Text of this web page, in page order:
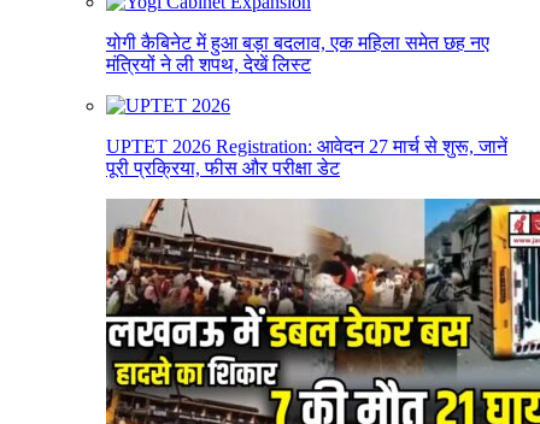
योगी कैबिनेट में हुआ बड़ा बदलाव, एक महिला समेत छह नए
मंत्रियों ने ली शपथ, देखें लिस्ट
UPTET 2026 Registration: आवेदन 27 मार्च से शुरू, जानें
पूरी प्रक्रिया, फीस और परीक्षा डेट